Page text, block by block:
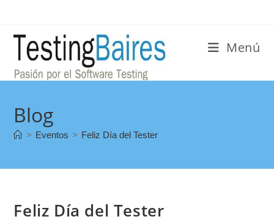
Menú
Blog
> Eventos > Feliz Día del Tester
Feliz Día del Tester